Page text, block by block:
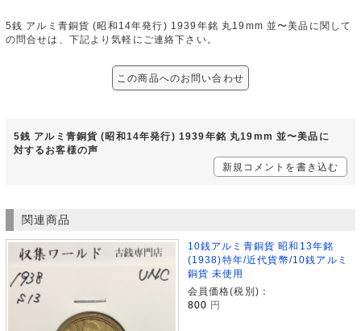
5銭 アルミ青銅貨 (昭和14年発行) 1939年銘 丸19mm 並〜美品に関して
の問合せは、下記より気軽にご連絡下さい。
この商品へのお問い合わせ
5銭 アルミ青銅貨 (昭和14年発行) 1939年銘 丸19mm 並〜美品に
対するお客様の声
新規コメントを書き込む
関連商品
10銭アルミ青銅貨 昭和13年銘
(1938)特年/近代貨幣/10銭アルミ
銅貨 未使用
会員価格(税別)：
800 円